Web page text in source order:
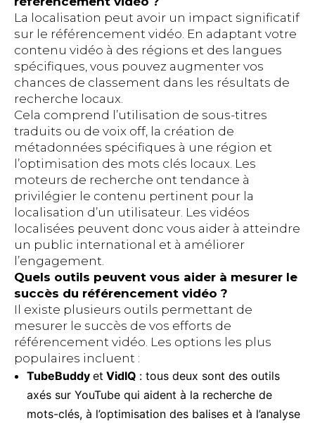
La localisation peut avoir un impact significatif
sur le référencement vidéo. En adaptant votre
contenu vidéo à des régions et des langues
spécifiques, vous pouvez augmenter vos
chances de classement dans les résultats de
recherche locaux.
Cela comprend l’utilisation de sous-titres
traduits ou de voix off, la création de
métadonnées spécifiques à une région et
l’optimisation des mots clés locaux. Les
moteurs de recherche ont tendance à
privilégier le contenu pertinent pour la
localisation d’un utilisateur. Les vidéos
localisées peuvent donc vous aider à atteindre
un public international et à améliorer
l’engagement.
Quels outils peuvent vous aider à mesurer le
succès du référencement vidéo ?
Il existe plusieurs outils permettant de
mesurer le succès de vos efforts de
référencement vidéo. Les options les plus
populaires incluent :
TubeBuddy et VidIQ : tous deux sont des outils
axés sur YouTube qui aident à la recherche de
mots-clés, à l’optimisation des balises et à l’analyse